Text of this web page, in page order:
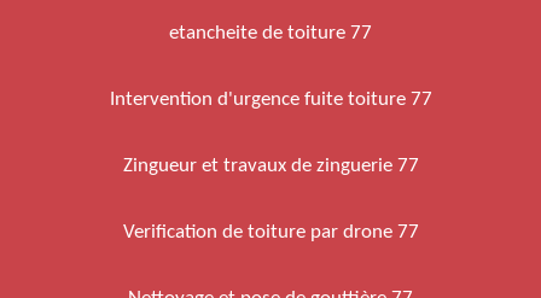
etancheite de toiture 77
Intervention d'urgence fuite toiture 77
Zingueur et travaux de zinguerie 77
Verification de toiture par drone 77